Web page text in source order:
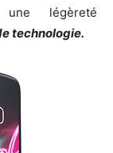
légèreté
technologie.